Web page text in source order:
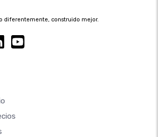
diferentemente, construido mejor.